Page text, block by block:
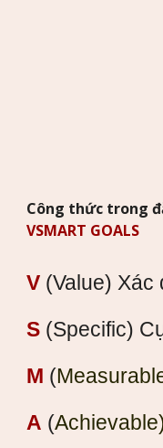
Công thức trong
VSMART GOALS
V (Value) Xác
S (Specific)
M (
A (